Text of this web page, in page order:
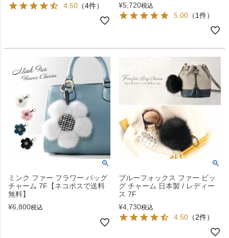
4.50 （4件）
¥5,720税込
5.00 （1件）
ミンク ファー フラワー バッグ
チャーム 7F【ネコポスで送料
無料】
¥6,800税込
ブルーフォックス ファー ビッ
グ チャーム 日本製 / レディー
ス 7F
¥4,730税込
4.50 （2件）